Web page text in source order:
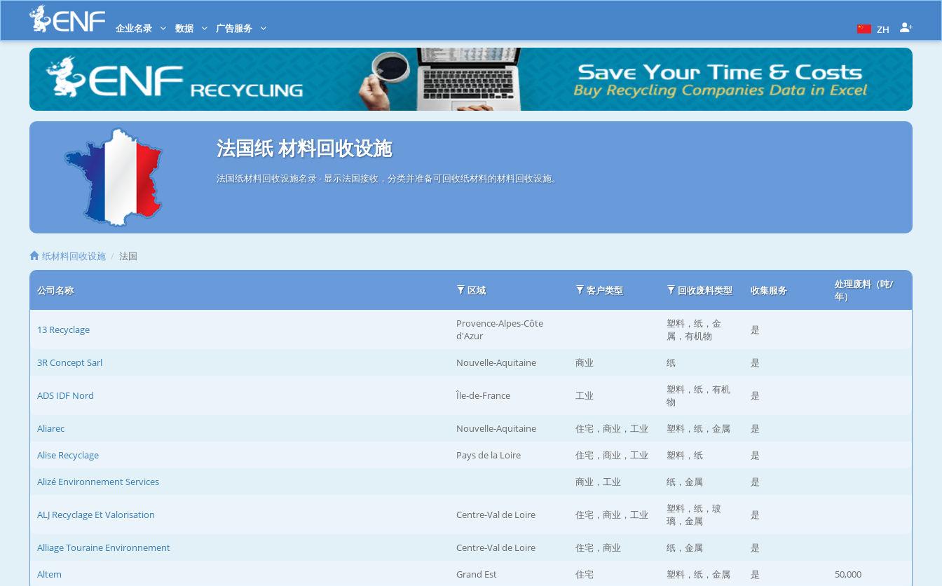
企业名录 数据 广告服务 ZH
法国纸 材料回收设施
法国纸材料回收设施名录 - 显示法国接收，分类并准备可回收纸材料的材料回收设施。
纸材料回收设施 法国
公司名称 区域 客户类型 回收废料类型 收集服务
处理废料（吨/
年）
13 Recyclage
Provence-Alpes-Côte
d'Azur
塑料，纸，金
属，有机物
是
3R Concept Sarl Nouvelle-Aquitaine 商业 纸 是
ADS IDF Nord Île-de-France 工业
塑料，纸，有机
物
是
Aliarec Nouvelle-Aquitaine 住宅，商业，工业 塑料，纸，金属 是
Alise Recyclage Pays de la Loire 住宅，商业，工业 塑料，纸 是
Alizé Environnement Services 商业，工业 纸，金属 是
ALJ Recyclage Et Valorisation Centre-Val de Loire 住宅，商业，工业
塑料，纸，玻
璃，金属
是
Alliage Touraine Environnement Centre-Val de Loire 住宅，商业 纸，金属 是
Altem Grand Est 住宅 塑料，纸，金属 是 50,000